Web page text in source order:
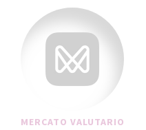
MERCATO VALUTARIO